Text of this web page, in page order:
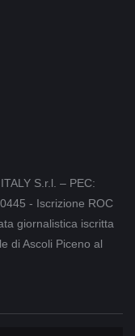
S.r.l. – PEC:
- Iscrizione ROC
giornalistica iscritta
di Ascoli Piceno al